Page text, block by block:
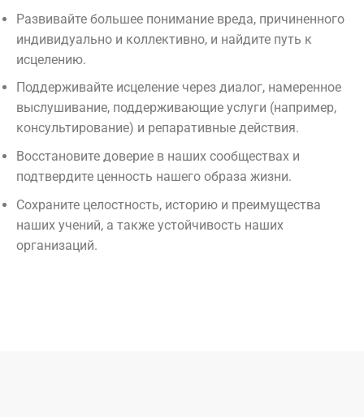
Развивайте большее понимание вреда, причиненного
индивидуально и коллективно, и найдите путь к
исцелению.
Поддерживайте исцеление через диалог, намеренное
выслушивание, поддерживающие услуги (например,
консультирование) и репаративные действия.
Восстановите доверие в наших сообществах и
подтвердите ценность нашего образа жизни.
Сохраните целостность, историю и преимущества
наших учений, а также устойчивость наших
организаций.